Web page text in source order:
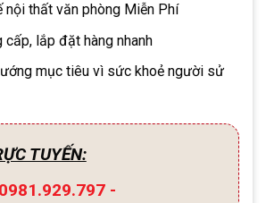
nội thất văn phòng Miễn Phí
cấp, lắp đặt hàng nhanh
mục tiêu vì sức khoẻ người sử
TUYẾN:
-